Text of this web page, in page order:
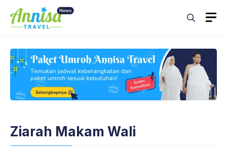
content
Ziarah Makam Wali